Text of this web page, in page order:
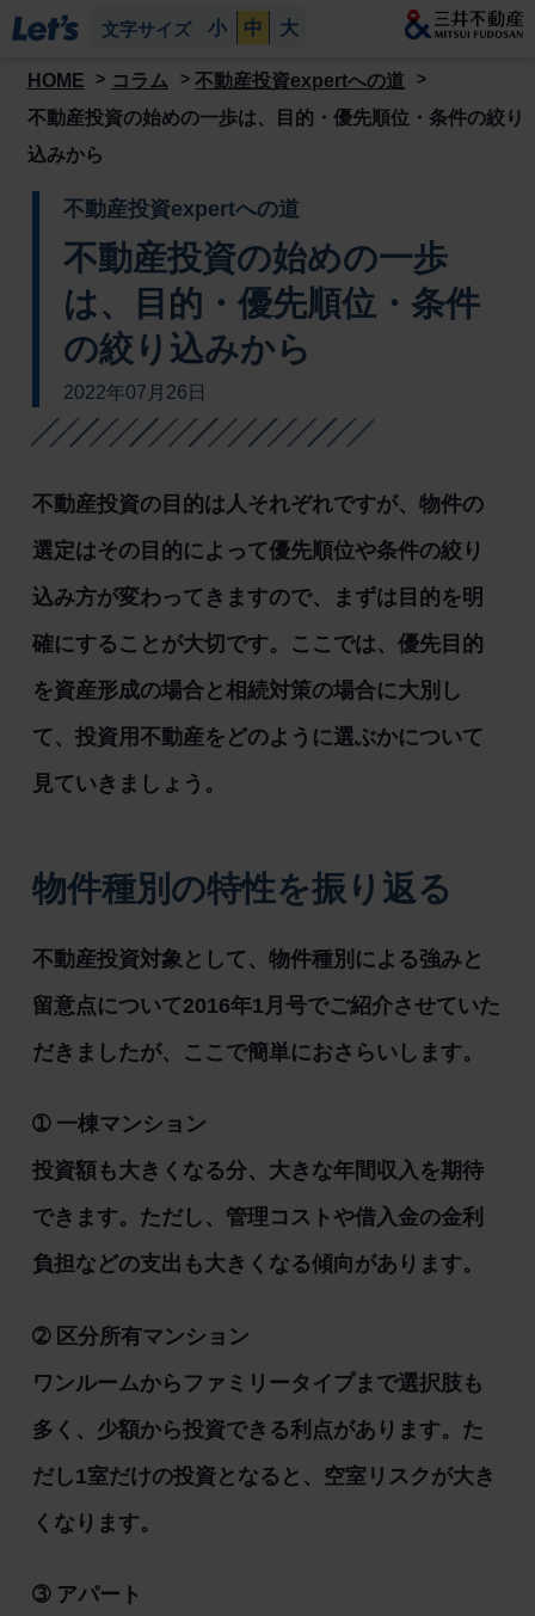
文字サイズ 小 中 大
HOME コラム
不動産投資expertへの道
不動産投資の始めの一歩は、目的・優先順位・条件の絞り
込みから
不動産投資expertへの道
不動産投資の始めの一歩
は、目的・優先順位・条件
の絞り込みから
2022年07月26日
不動産投資の目的は人それぞれですが、物件の
選定はその目的によって優先順位や条件の絞り
込み方が変わってきますので、まずは目的を明
確にすることが大切です。ここでは、優先目的
を資産形成の場合と相続対策の場合に大別し
て、投資用不動産をどのように選ぶかについて
見ていきましょう。
物件種別の特性を振り返る
不動産投資対象として、物件種別による強みと
留意点について2016年1月号でご紹介させていた
だきましたが、ここで簡単におさらいします。
➀ 一棟マンション
投資額も大きくなる分、大きな年間収入を期待
できます。ただし、管理コストや借入金の金利
負担などの支出も大きくなる傾向があります。
➁ 区分所有マンション
ワンルームからファミリータイプまで選択肢も
多く、少額から投資できる利点があります。た
だし1室だけの投資となると、空室リスクが大き
くなります。
➂ アパート